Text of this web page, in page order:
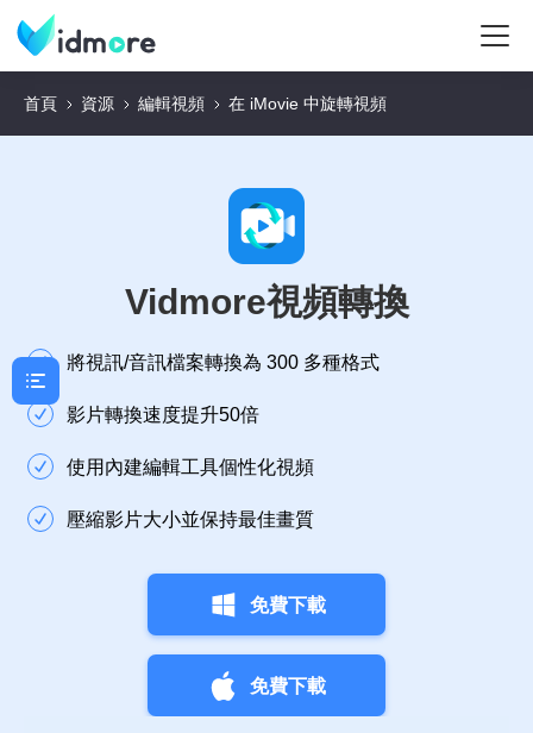
首頁 資源 編輯視頻 在 iMovie 中旋轉視頻
Vidmore視頻轉換
將視訊/音訊檔案轉換為 300 多種格式
影片轉換速度提升50倍
使用內建編輯工具個性化視頻
壓縮影片大小並保持最佳畫質
免費下載
免費下載